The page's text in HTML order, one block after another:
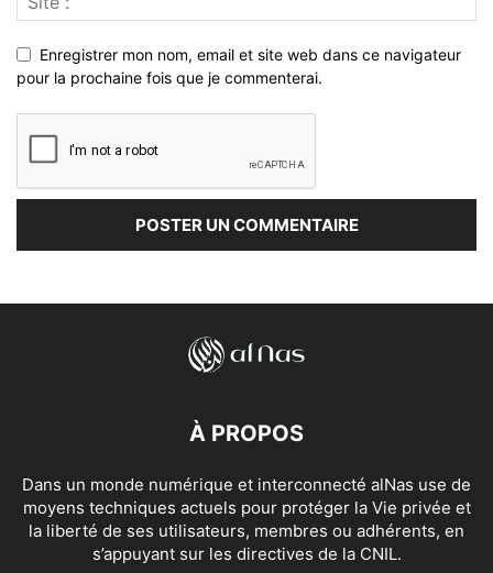
Enregistrer mon nom, email et site web dans ce navigateur
pour la prochaine fois que je commenterai.
À PROPOS
Dans un monde numérique et interconnecté alNas use de
moyens techniques actuels pour protéger la Vie privée et
la liberté de ses utilisateurs, membres ou adhérents, en
s’appuyant sur les directives de la CNIL.